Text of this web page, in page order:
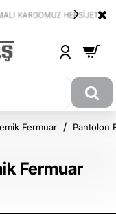
Fermuar
Fermuar Pantolon